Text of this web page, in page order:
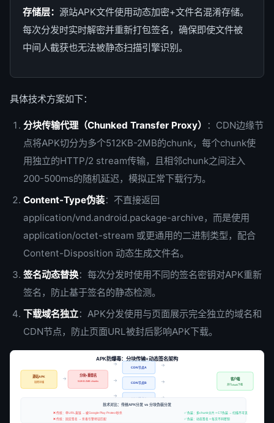
存储层： 源站APK文件使用动态加密+文件名混淆存储。
每次分发时实时解密并重新打包签名，确保即使文件被
中间人截获也无法被静态扫描引擎识别。
具体技术方案如下：
分块传输代理（Chunked Transfer Proxy） ：CDN边缘节
点将APK切分为多个512KB-2MB的chunk，每个chunk使
用独立的HTTP/2 stream传输，且相邻chunk之间注入
200-500ms的随机延迟，模拟正常下载行为。
Content-Type伪装：不直接返回
application/vnd.android.package-archive，而是使用
application/octet-stream 或更通用的二进制类型，配合
Content-Disposition 动态生成文件名。
签名动态替换：每次分发时使用不同的签名密钥对APK重新
签名，防止基于签名的静态检测。
下载域名独立：APK分发使用与页面展示完全独立的域名和
CDN节点，防止页面URL被封后影响APK下载。
APK防爆毒：分块传输+动态签名架构
源站APK
加密存储
分块+重签名
512KB-2MB chunks
CDN节点A
CDN节点B
CDN节点C
客户端
并行chunk下载
→
→
→
→
→
→
→
技术对比：传统APK分发 vs 分块伪装分发
❌ 传统：单URL直链 → 被Google Play Protect秒杀 ✅ 伪装：多chunk分片 + CT伪装 → 扫描不可见
❌ 传统：固定签名 → 杀毒引擎特征匹配 ✅ 伪装：动态签名 + 每次不同密钥